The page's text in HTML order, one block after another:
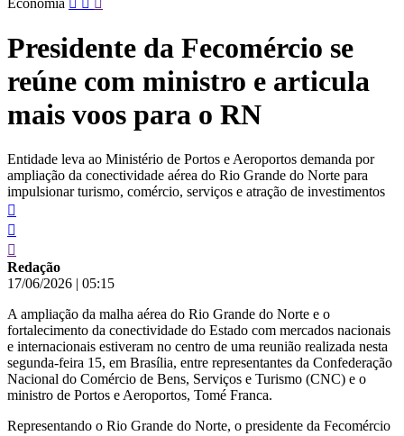
conteúdo
Economia
Presidente da Fecomércio se
reúne com ministro e articula
mais voos para o RN
Entidade leva ao Ministério de Portos e Aeroportos demanda por
ampliação da conectividade aérea do Rio Grande do Norte para
impulsionar turismo, comércio, serviços e atração de investimentos
Redação
17/06/2026 | 05:15
A ampliação da malha aérea do Rio Grande do Norte e o
fortalecimento da conectividade do Estado com mercados nacionais
e internacionais estiveram no centro de uma reunião realizada nesta
segunda-feira 15, em Brasília, entre representantes da Confederação
Nacional do Comércio de Bens, Serviços e Turismo (CNC) e o
ministro de Portos e Aeroportos, Tomé Franca.
Representando o Rio Grande do Norte, o presidente da Fecomércio